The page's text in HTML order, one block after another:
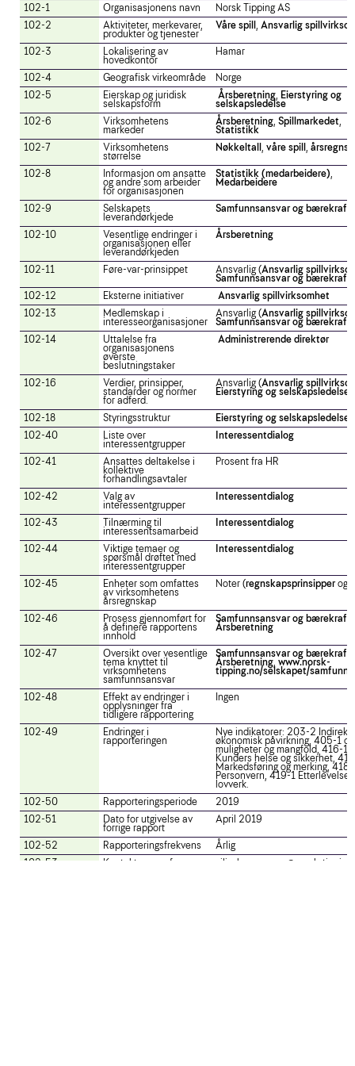
102-1
Organisasjonens navn
Norsk Tipping AS
102-2
Aktiviteter, merkevarer,
produkter og tjenester
Våre spill, Ansvarlig
102-3 Lokalisering av
hovedkontor
Hamar
102-4 Geografisk virkeområde
Norge
102-5
Eierskap og juridisk
selskapsform
Årsberetning, Eierstyring og
selskapsledelse
102-6
Virksomhetens
markeder
Årsberetning, Spillmarkedet,
Statistikk
102-7
Virksomhetens
størrelse
Nøkkeltall, våre spill,
102-8 Informasjon om ansatte
og andre som arbeider
for organisasjonen
Statistikk (medarbeidere),
Medarbeidere
102-9 Selskapets
leverandørkjede
Samfunnsansvar og bærekraft
102-10 Vesentlige endringer i
organisasjonen eller
leverandørkjeden
Årsberetning
102-11 Føre-var-prinsippet Ansvarlig (Ansvarlig
Samfunnsansvar og bærekraft
102-12
Eksterne initiativer
Ansvarlig spillvirksomhet
102-13
Medlemskap i
interesseorganisasjoner
Ansvarlig (Ansvarlig
Samfunnsansvar og bærekraft
102-14
Uttalelse fra
organisasjonens
øverste
beslutningstaker
Administrerende direktør
102-16 Verdier, prinsipper,
standarder og normer
for adferd.
Ansvarlig (Ansvarlig
Eierstyring og selskapsledelse
102-18 Styringsstruktur
Eierstyring og selskapsledelse
102-40
Liste over
interessentgrupper
Interessentdialog
102-41 Ansattes deltakelse i
kollektive
forhandlingsavtaler
Prosent fra HR
102-42 Valg av
interessentgrupper
Interessentdialog
102-43 Tilnærming til
interessentsamarbeid
Interessentdialog
102-44 Viktige temaer og
spørsmål drøftet med
interessentgrupper
Interessentdialog
102-45 Enheter som omfattes
av virksomhetens
årsregnskap
Noter (regnskapsprinsipperog
102-46 Prosess gjennomført for
å definere rapportens
innhold
Samfunnsansvar og bærekraft
Årsberetning
102-47 Oversikt over vesentlige
tema knyttet til
virksomhetens
samfunnsansvar
Samfunnsansvar og bærekraft
Årsberetning, www.norsk-
tipping.no/selskapet/
102-48 Effekt av endringer i
opplysninger fra
tidligere rapportering
Ingen
102-49 Endringer i
rapporteringen
Nye indikatorer: 203-2
økonomisk påvirkning, 405-1
muligheter og mangfold, 416-1
Kunders helse og sikkerhet,
Markedsføring og merking, 418-
Personvern, 419-1 Etterlevelse
lovverk.
102-50
Rapporteringsperiode
2019
102-51
Dato for utgivelse av
forrige rapport
April 2019
102-52 Rapporteringsfrekvens
Årlig
102-53
Kontaktperson for silje-bye.vangen@norsk-